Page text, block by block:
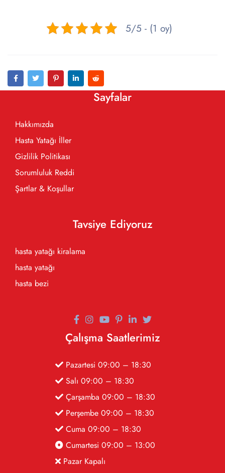
5/5 - (1 oy)
Sayfalar
Hakkımızda
Hasta Yatağı İller
Gizlilik Politikası
Sorumluluk Reddi
Şartlar & Koşullar
Tavsiye Ediyoruz
hasta yatağı kiralama
hasta yatağı
hasta bezi
Çalışma Saatlerimiz
Pazartesi 09:00 – 18:30
Salı 09:00 – 18:30
Çarşamba 09:00 – 18:30
Perşembe 09:00 – 18:30
Cuma 09:00 – 18:30
Cumartesi 09:00 – 13:00
Pazar Kapalı